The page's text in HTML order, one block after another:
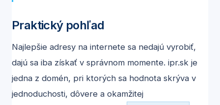
Praktický pohľad
Najlepšie adresy na internete sa nedajú vyrobiť,
dajú sa iba získať v správnom momente. ipr.sk je
jedna z domén, pri ktorých sa hodnota skrýva v
jednoduchosti, dôvere a okamžitej